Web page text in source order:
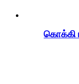
கொக்கி